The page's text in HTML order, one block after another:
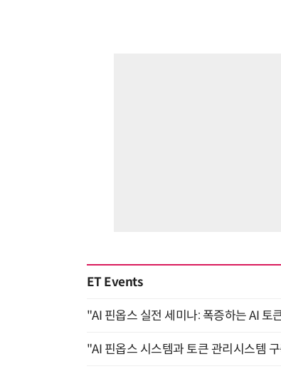
ET Events
"AI 핀옵스 실전 세미나: 폭증하는 AI 토
"AI 핀옵스 시스템과 토큰 관리시스템